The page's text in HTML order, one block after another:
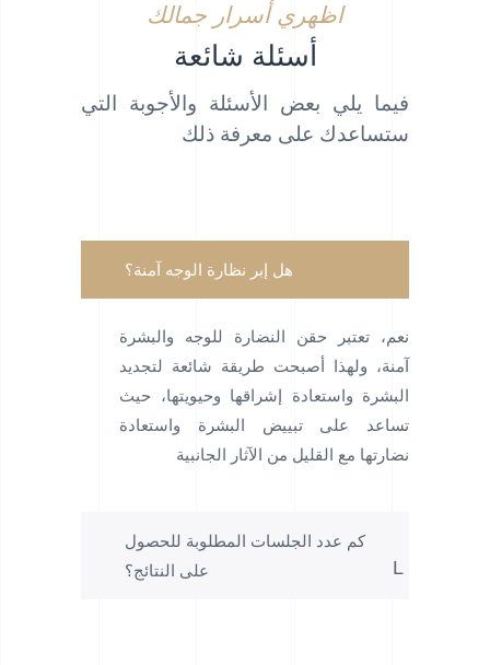
اظهري أسرار جمالك
أسئلة شائعة
فيما يلي بعض الأسئلة والأجوبة التي
ستساعدك على معرفة ذلك
هل إبر نظارة الوجه آمنة؟
نعم، تعتبر حقن النضارة للوجه والبشرة
آمنة، ولهذا أصبحت طريقة شائعة لتجديد
البشرة واستعادة إشراقها وحيويتها، حيث
تساعد على تبييض البشرة واستعادة
نضارتها مع القليل من الآثار الجانبية
كم عدد الجلسات المطلوبة للحصول
على النتائج؟